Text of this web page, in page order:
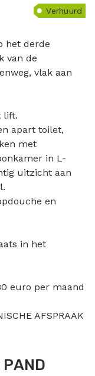
Verhuurd
het derde
van de
vlak aan
lift.
apart toilet,
met
in L-
uitzicht aan
en
in het
euro per maand
AFSPRAAK
PAND